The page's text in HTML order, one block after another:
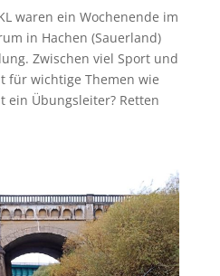
waren ein Wochenende im
in Hachen (Sauerland)
Zwischen viel Sport und
für wichtige Themen wie
ein Übungsleiter? Retten